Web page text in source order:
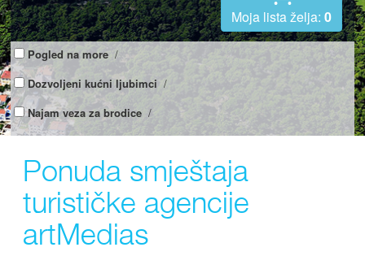
Moja lista želja: 0
Pogled na more /
Dozvoljeni kućni ljubimci /
Najam veza za brodice /
Ponuda smještaja
turističke agencije
artMedias